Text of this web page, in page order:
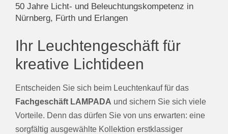
50 Jahre Licht- und Beleuchtungskompetenz in
Nürnberg, Fürth und Erlangen
Ihr Leuchtengeschäft für
kreative Lichtideen
Entscheiden Sie sich beim Leuchtenkauf für das
Fachgeschäft LAMPADA und sichern Sie sich viele
Vorteile. Denn das dürfen Sie von uns erwarten: eine
sorgfältig ausgewählte Kollektion erstklassiger